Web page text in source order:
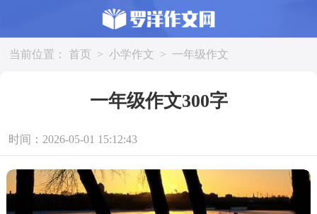
当前位置： 首页 > 小学作文 > 一年级作文
一年级作文300字
时间：2026-05-01 15:12:43